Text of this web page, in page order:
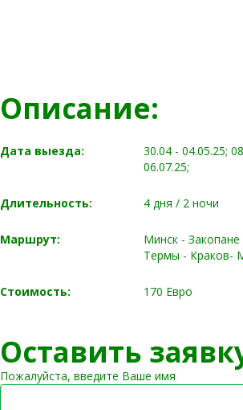
Описание:
Дата выезда:
30.04 - 04.05.25;
06.07.25;
Длительность: 4 дня / 2 ночи
Маршрут:
Минск -
Термы - Краков-
Стоимость: 170 Евро
Оставить
Пожалуйста, введите Ваше имя